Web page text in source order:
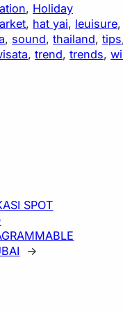
, Holiday
, hat yai, leuisure
, sound, thailand, tips
, trend, trends,
SPOT
→